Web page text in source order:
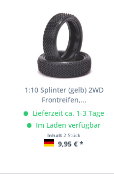
1:10 Splinter (gelb) 2WD
Frontreifen,...
Lieferzeit ca. 1-3 Tage
Im Laden verfügbar
Inhalt2 Stück
9,95 € *